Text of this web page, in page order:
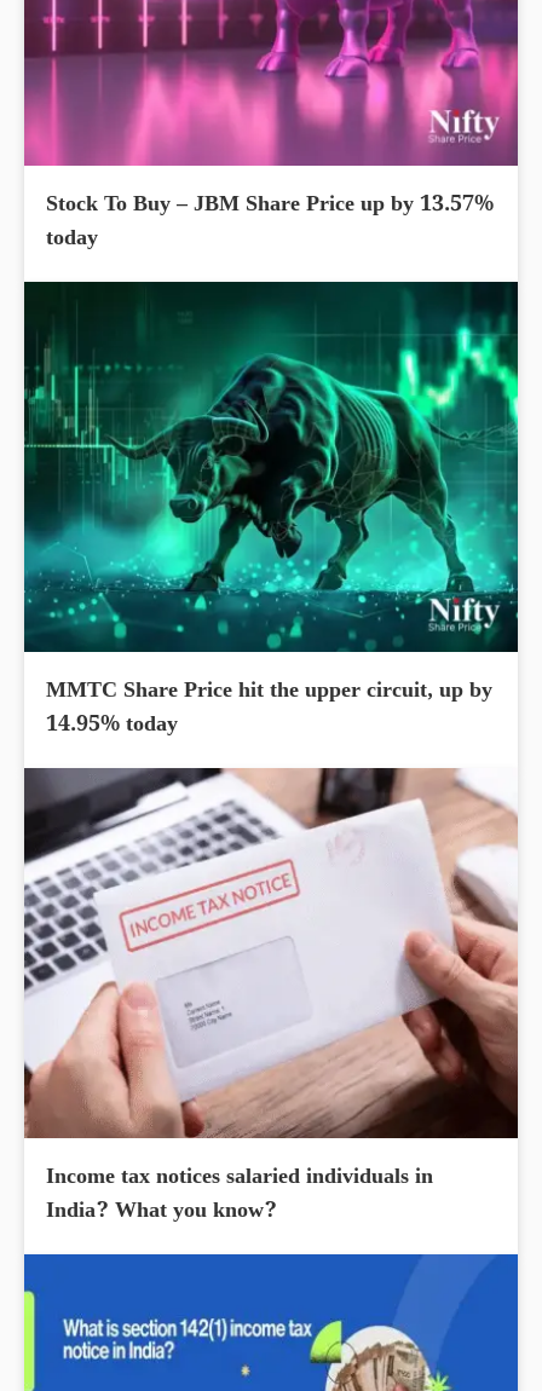
Stock To Buy – JBM Share Price up by 13.57%
today
MMTC Share Price hit the upper circuit, up by
14.95% today
Income tax notices salaried individuals in
India? What you know?